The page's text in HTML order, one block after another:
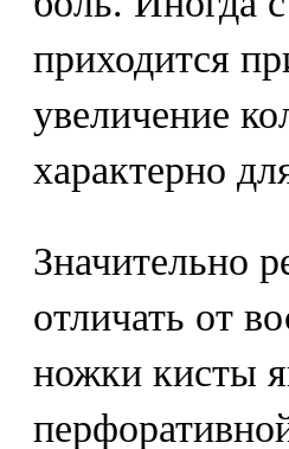
приходится
увеличение
характерно
Значительно
отличать от
ножки кисты